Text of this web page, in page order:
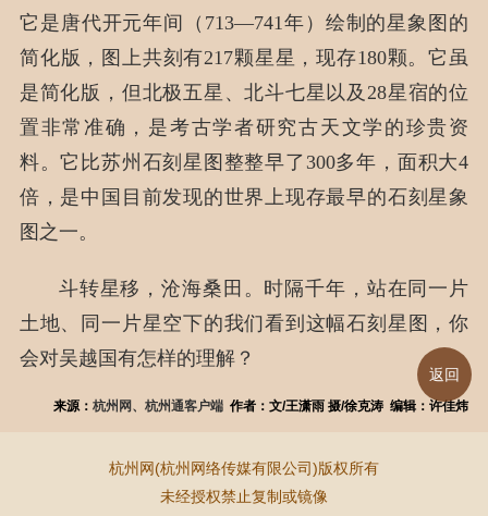
它是唐代开元年间（713—741年）绘制的星象图的
简化版，图上共刻有217颗星星，现存180颗。它虽
是简化版，但北极五星、北斗七星以及28星宿的位
置非常准确，是考古学者研究古天文学的珍贵资
料。它比苏州石刻星图整整早了300多年，面积大4
倍，是中国目前发现的世界上现存最早的石刻星象
图之一。
斗转星移，沧海桑田。时隔千年，站在同一片
土地、同一片星空下的我们看到这幅石刻星图，你
会对吴越国有怎样的理解？
来源：杭州网、杭州通客户端 作者：文/王潇雨 摄/徐克涛 编辑：许佳炜
杭州网(杭州网络传媒有限公司)版权所有
未经授权禁止复制或镜像
返回